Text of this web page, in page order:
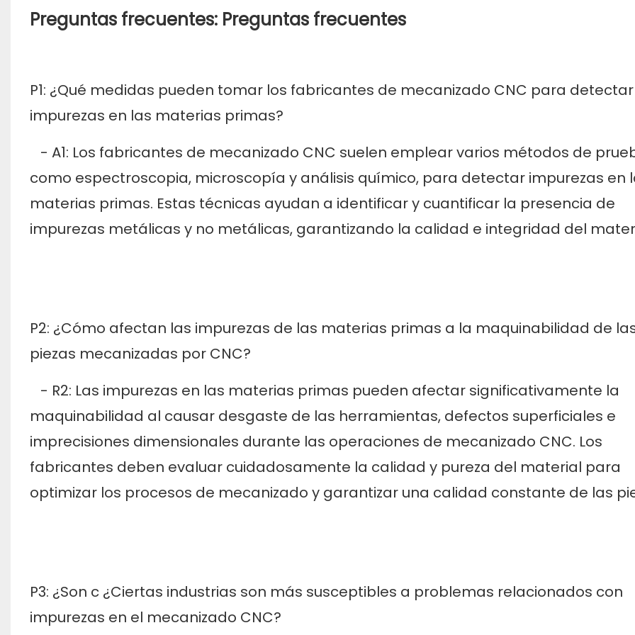
Preguntas frecuentes: Preguntas frecuentes
P1: ¿Qué medidas pueden tomar los fabricantes de mecanizado CNC para detectar
impurezas en las materias primas?
- A1: Los fabricantes de mecanizado CNC suelen emplear varios métodos de
como espectroscopia, microscopía y análisis químico, para detectar impurezas en
materias primas. Estas técnicas ayudan a identificar y cuantificar la presencia de
impurezas metálicas y no metálicas, garantizando la calidad e integridad del
P2: ¿Cómo afectan las impurezas de las materias primas a la maquinabilidad de
piezas mecanizadas por CNC?
- R2: Las impurezas en las materias primas pueden afectar significativamente la
maquinabilidad al causar desgaste de las herramientas, defectos superficiales e
imprecisiones dimensionales durante las operaciones de mecanizado CNC. Los
fabricantes deben evaluar cuidadosamente la calidad y pureza del material para
optimizar los procesos de mecanizado y garantizar una calidad constante de las
P3: ¿Son c ¿Ciertas industrias son más susceptibles a problemas relacionados con
impurezas en el mecanizado CNC?